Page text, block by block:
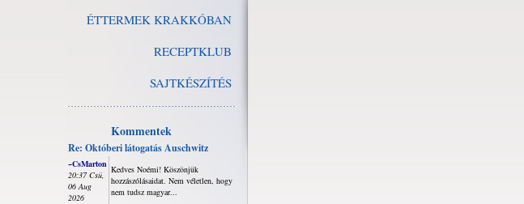
ÉTTERMEK KRAKKÓBAN
RECEPTKLUB
SAJTKÉSZÍTÉS
Kommentek
Re: Októberi látogatás Auschwitz
~CsMarton
20:37 Csü,
06 Aug
2026
Kedves Noémi! Köszönjük
hozzászólásaidat. Nem véletlen, hogy
nem tudsz magyar...